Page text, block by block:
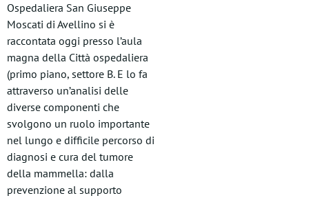
Ospedaliera San Giuseppe
Moscati di Avellino si è
raccontata oggi presso l’aula
magna della Città ospedaliera
(primo piano, settore B. E lo fa
attraverso un’analisi delle
diverse componenti che
svolgono un ruolo importante
nel lungo e difficile percorso di
diagnosi e cura del tumore
della mammella: dalla
prevenzione al supporto